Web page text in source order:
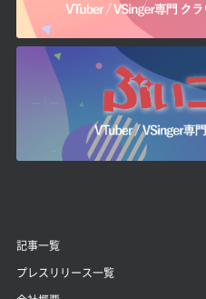
記事一覧
プレスリリース一覧